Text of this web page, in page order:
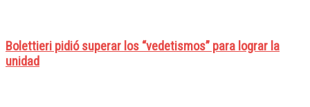
Bolettieri pidió superar los “vedetismos” para lograr la
unidad